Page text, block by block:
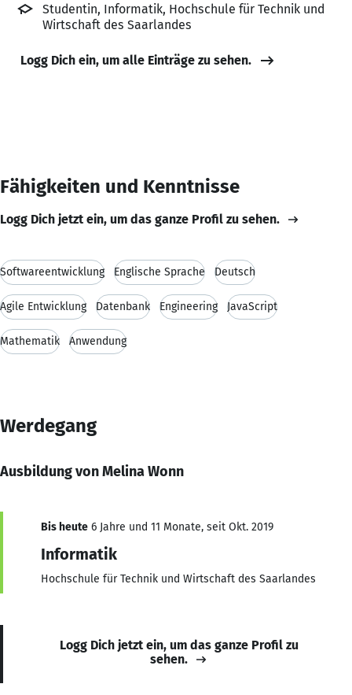
Studentin, Informatik, Hochschule für Technik und
Wirtschaft des Saarlandes
Logg Dich ein, um alle Einträge zu sehen.
Fähigkeiten und Kenntnisse
Logg Dich jetzt ein, um das ganze Profil zu sehen.
Softwareentwicklung Englische Sprache Deutsch
Agile Entwicklung Datenbank Engineering JavaScript
Mathematik Anwendung
Werdegang
Ausbildung von Melina Wonn
Bis heute 6 Jahre und 11 Monate, seit Okt. 2019
Informatik
Hochschule für Technik und Wirtschaft des Saarlandes
Logg Dich jetzt ein, um das ganze Profil zu
sehen.